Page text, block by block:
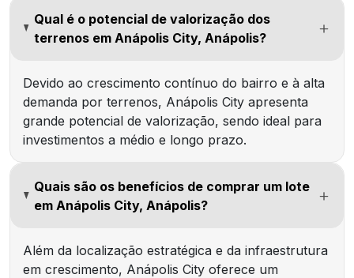
Qual é o potencial de valorização dos
terrenos em Anápolis City, Anápolis?
Devido ao crescimento contínuo do bairro e à alta
demanda por terrenos, Anápolis City apresenta
grande potencial de valorização, sendo ideal para
investimentos a médio e longo prazo.
Quais são os benefícios de comprar um lote
em Anápolis City, Anápolis?
Além da localização estratégica e da infraestrutura
em crescimento, Anápolis City oferece um